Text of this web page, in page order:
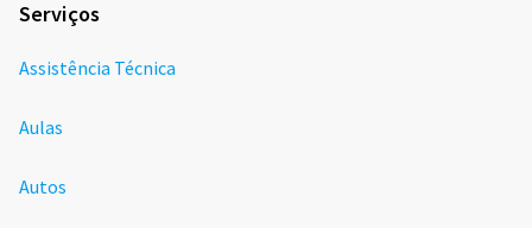
Serviços
Assistência Técnica
Aulas
Autos